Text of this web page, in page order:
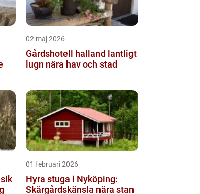
02 maj 2026
Gårdshotell halland lantligt
lugn nära hav och stad
01 februari 2026
Hyra stuga i Nyköping:
Skärgårdskänsla nära stan